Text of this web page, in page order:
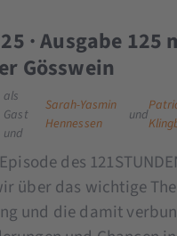
· Ausgabe 125
Gösswein
als
Gast
und
Sarah-Yasmin
Hennessen
und
des
über das wichtige
und die damit